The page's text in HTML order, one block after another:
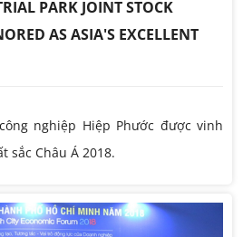
PARK JOINT STOCK
AS ASIA'S EXCELLENT
nghiệp Hiệp Phước được vinh
sắc Châu Á 2018.